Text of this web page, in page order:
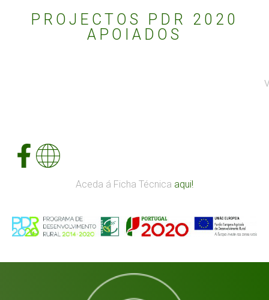
PROJECTOS PDR 2020
APOIADOS
Aceda á Ficha Técnica aqui!